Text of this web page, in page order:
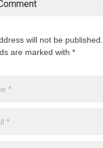
will not be published.
are marked with *